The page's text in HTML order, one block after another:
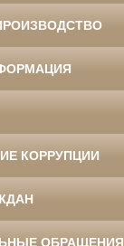
КОРРУПЦИИ
ОБРАЩЕНИЯ